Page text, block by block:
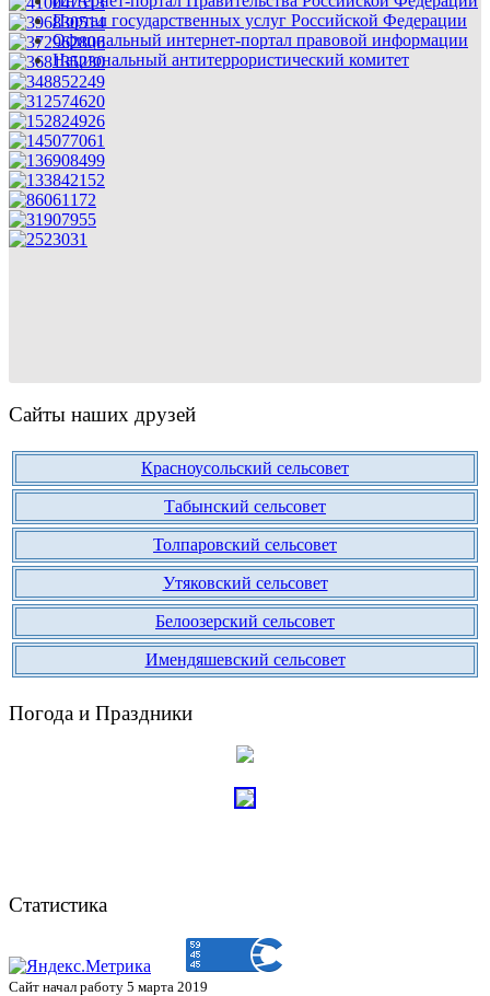
Портал государственных услуг Российской Федерации
Официальный интернет-портал правовой информации
Национальный антитеррористический комитет
Сайты наших друзей
Красноусольский сельсовет
Табынский сельсовет
Толпаровский сельсовет
Утяковский сельсовет
Белоозерский сельсовет
Имендяшевский сельсовет
Погода и Праздники
Статистика
Сайт начал работу 5 марта 2019